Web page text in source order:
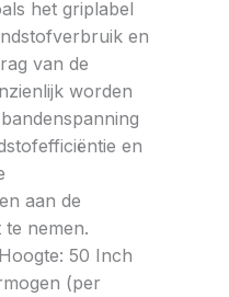
het griplabel
en
van de
worden
en
aan de
nemen.
50 Inch
(per